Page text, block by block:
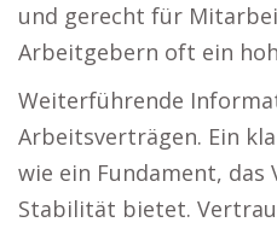
und gerecht für
Arbeitgebern oft ein
Weiterführende
Arbeitsverträgen. Ein
wie ein Fundament, das
Stabilität bietet.